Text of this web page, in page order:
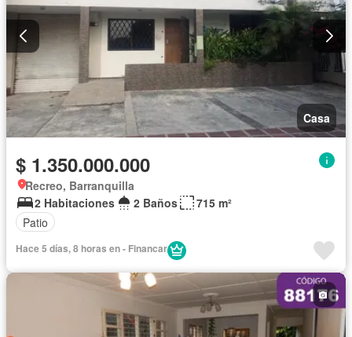
Casa
$ 1.350.000.000
Recreo, Barranquilla
2 Habitaciones
2 Baños
715 m²
Patio
Hace 5 días, 8 horas en - Financar